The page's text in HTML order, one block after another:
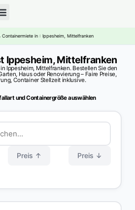
in : Ippesheim, Mittelfranken
Ippesheim, Mittelfranken
Ippesheim, Mittelfranken. Bestellen Sie den
Haus oder Renovierung – Faire Preise,
Container Stellzeit inklusive.
und Containergröße auswählen
Preis ↑ Preis ↓